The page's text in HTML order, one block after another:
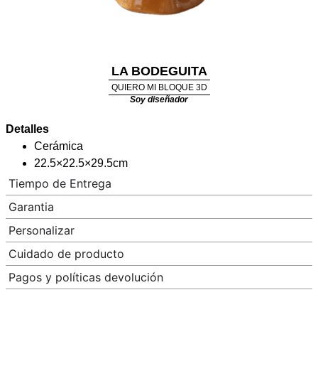
LA BODEGUITA
QUIERO MI BLOQUE 3D
Soy diseñador
Detalles
Cerámica
22.5×22.5×29.5cm
Tiempo de Entrega
Garantia
Personalizar
Cuidado de producto
Pagos y políticas devolución